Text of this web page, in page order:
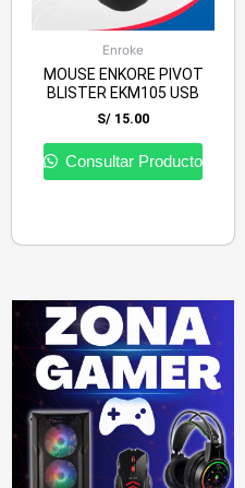
Enroke
MOUSE ENKORE PIVOT
BLISTER EKM105 USB
S/ 15.00
Consultar Producto